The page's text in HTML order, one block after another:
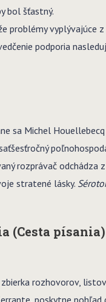
bol šťastný.
problémy vyplývajúce
podporia
sa Michel
rozprávač
stratené lásky.
(Cesta písania)
rozhovorov,
poskytne